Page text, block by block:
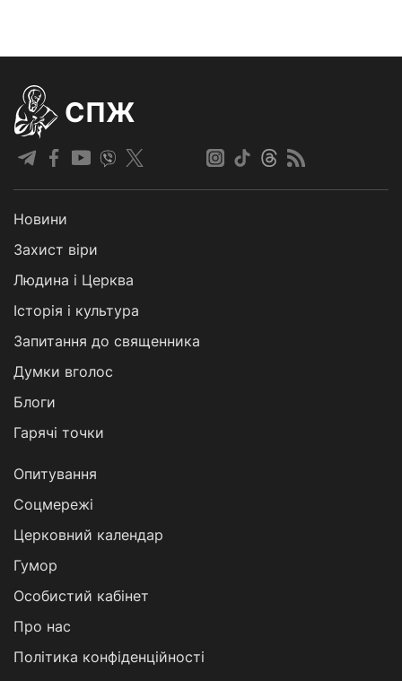
СПЖ
Новини
Захист віри
Людина і Церква
Історія і культура
Запитання до священника
Думки вголос
Блоги
Гарячі точки
Опитування
Соцмережі
Церковний календар
Гумор
Особистий кабінет
Про нас
Політика конфіденційності